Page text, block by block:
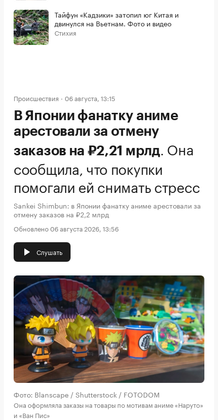
Тайфун «Кадзики» затопил юг Китая и
двинулся на Вьетнам. Фото и видео
Стихия
Происшествия 06 августа, 13:15
В Японии фанатку аниме
арестовали за отмену
заказов на ₽2,21 мрлд Она
сообщила, что покупки
помогали ей снимать стресс
Sankei Shimbun: в Японии фанатку аниме арестовали за
отмену заказов на ₽2,2 млрд
Обновлено 06 августа 2026, 13:56
Слушать
Фото: Blanscape / Shutterstock / FOTODOM
Она оформляла заказы на товары по мотивам аниме «Наруто»
и «Ван Пис»